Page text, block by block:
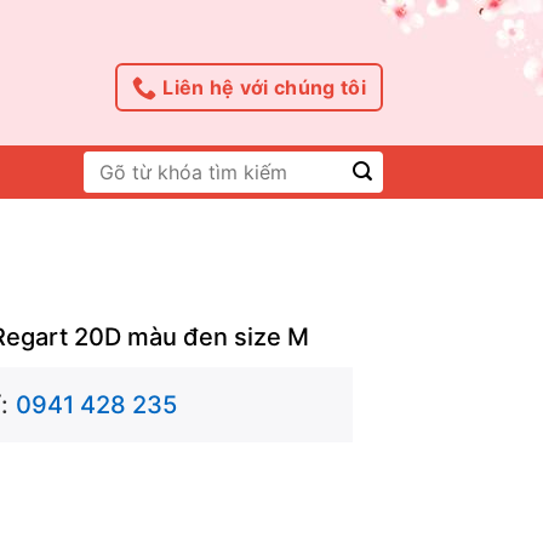
Liên hệ với chúng tôi
Tìm
kiếm:
20D màu đen size M
0941 428 235